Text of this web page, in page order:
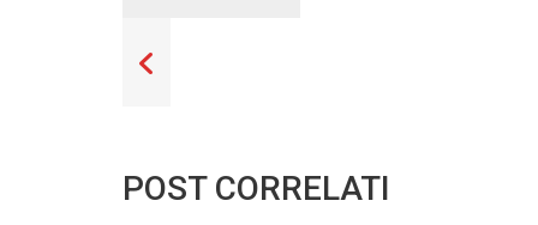
POST CORRELATI